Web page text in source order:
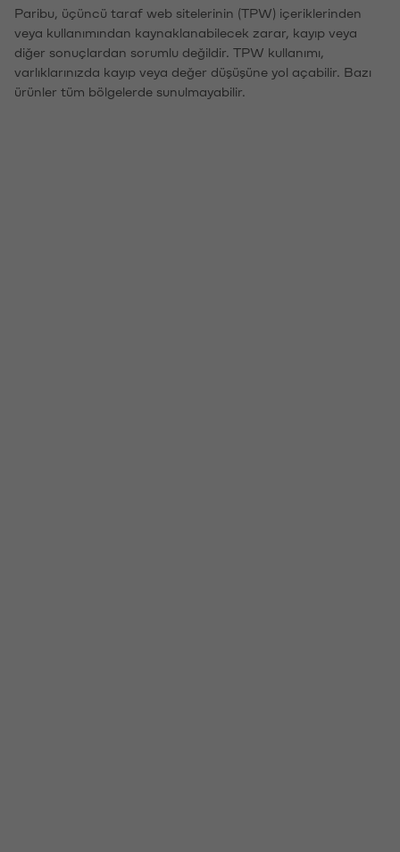
Paribu, üçüncü taraf web sitelerinin (TPW) içeriklerinden
veya kullanımından kaynaklanabilecek zarar, kayıp veya
diğer sonuçlardan sorumlu değildir. TPW kullanımı,
varlıklarınızda kayıp veya değer düşüşüne yol açabilir. Bazı
ürünler tüm bölgelerde sunulmayabilir.